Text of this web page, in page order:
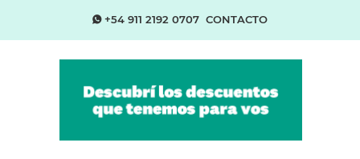
+54 911 2192 0707 CONTACTO